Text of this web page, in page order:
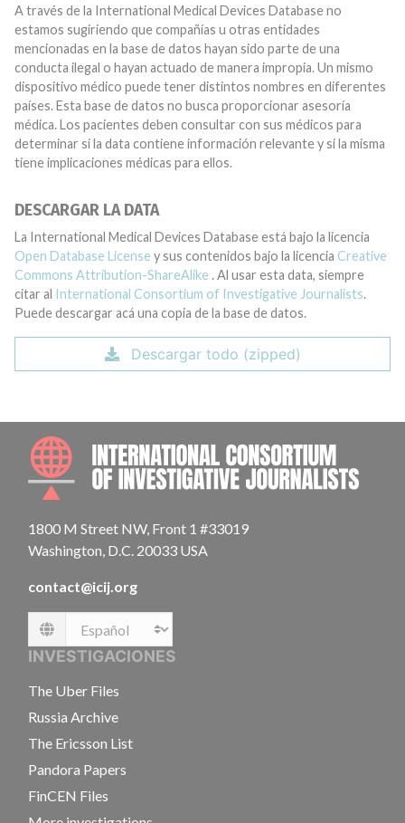
A través de la International Medical Devices Database no
estamos sugiriendo que compañías u otras entidades
mencionadas en la base de datos hayan sido parte de una
conducta ilegal o hayan actuado de manera impropia. Un mismo
dispositivo médico puede tener distintos nombres en diferentes
países. Esta base de datos no busca proporcionar asesoría
médica. Los pacientes deben consultar con sus médicos para
determinar si la data contiene información relevante y si la misma
tiene implicaciones médicas para ellos.
DESCARGAR LA DATA
La International Medical Devices Database está bajo la licencia
Open Database License y sus contenidos bajo la licencia Creative
Commons Attribution-ShareAlike . Al usar esta data, siempre
citar al International Consortium of Investigative Journalists.
Puede descargar acá una copia de la base de datos.
Descargar todo (zipped)
1800 M Street NW, Front 1 #33019
Washington, D.C. 20033 USA
contact@icij.org
Language
INVESTIGACIONES
The Uber Files
Russia Archive
The Ericsson List
Pandora Papers
FinCEN Files